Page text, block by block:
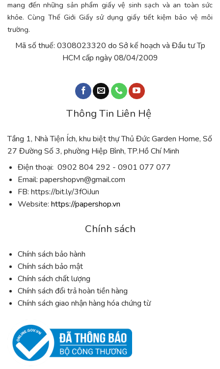
mang đến những sản phẩm giấy vệ sinh sạch và an toàn sức
khỏe. Cùng Thế Giới Giấy sử dụng giấy tiết kiệm bảo vệ môi
trường.
Mã số thuế: 0308023320 do Sở kế hoạch và Đầu tư Tp
HCM cấp ngày 08/04/2009
Thông Tin Liên Hệ
Tầng 1, Nhà Tiện Ích, khu biệt thự Thủ Đức Garden Home, Số
27 Đường Số 3, phường Hiệp Bình, TP.Hồ Chí Minh
Điện thoại: 0902 804 292 - 0901 077 077
Email: papershopvn@gmail.com
FB: https://bit.ly/3fOiJun
Website: https://papershop.vn
Chính sách
Chính sách bảo hành
Chính sách bảo mật
Chính sách chất lượng
Chính sách đổi trả hoàn tiền hàng
Chính sách giao nhận hàng hóa chứng từ